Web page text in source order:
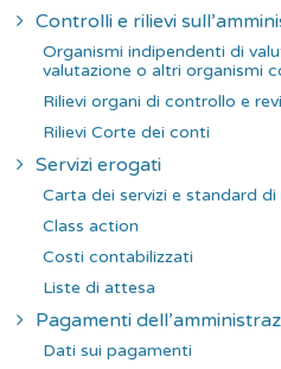
Controlli e rilievi
Organismi indipendenti di
valutazione o altri organismi
Rilievi organi di controllo e
Rilievi Corte dei conti
Servizi erogati
Carta dei servizi e standard
Class action
Costi contabilizzati
Liste di attesa
Pagamenti
Dati sui pagamenti